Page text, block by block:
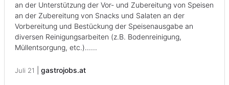
an der Unterstützung der Vor- und Zubereitung von Speisen
an der Zubereitung von Snacks und Salaten an der
Vorbereitung und Bestückung der Speisenausgabe an
diversen Reinigungsarbeiten (z.B. Bodenreinigung,
Müllentsorgung, etc.)......
Juli 21 gastrojobs.at